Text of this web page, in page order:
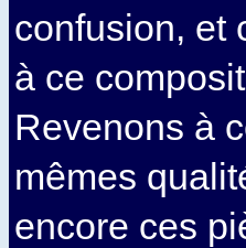
confusion, et
à ce
Revenons à
mêmes
encore ces